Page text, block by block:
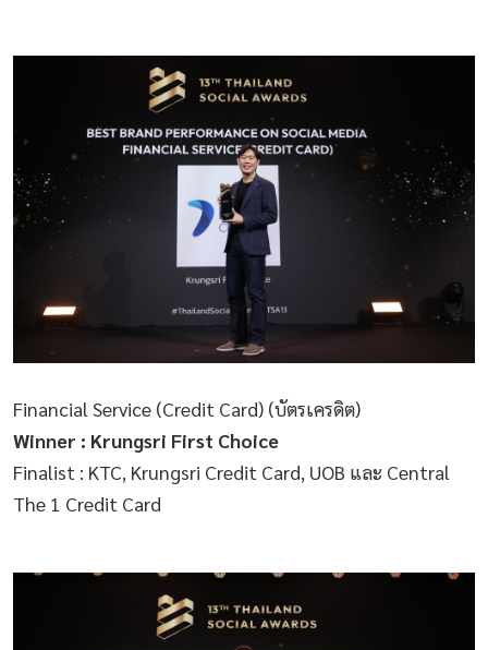
Financial Service (Credit Card) (บัตรเครดิต)
Winner : Krungsri First Choice
Finalist : KTC, Krungsri Credit Card, UOB และ Central
The 1 Credit Card